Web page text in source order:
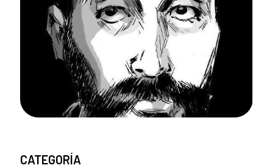
CATEGORÍA